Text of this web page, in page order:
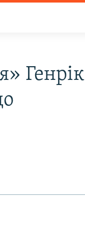
Генрік